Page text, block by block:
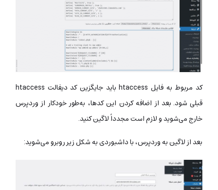
کد مربوط به فایل htaccess باید جایگزین کد دیفالت htaccess
قبلی شود. بعد از اضافه کردن این کدها، به‌طور خودکار از وردپرس
خارج می‌شوید و لازم است مجدداً لاگین کنید.
بعد از لاگین به وردپرس، با داشبوردی به شکل زیر روبرو می‌شوید: